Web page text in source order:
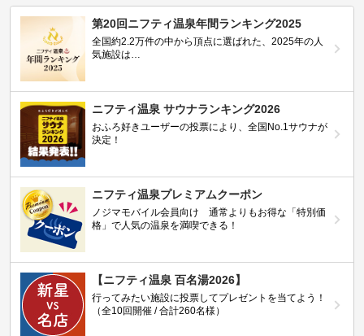
第20回ニフティ温泉年間ランキング2025
全国約2.2万件の中から頂点に選ばれた、2025年の人
気施設は…
ニフティ温泉 サウナランキング2026
おふろ好きユーザーの投票により、全国No.1サウナが
決定！
ニフティ温泉プレミアムクーポン
ノジマモバイル会員向け 通常よりもお得な「特別価
格」で人気の温泉を満喫できる！
【ニフティ温泉 百名湯2026】
行ってみたい施設に投票してプレゼントを当てよう！
（全10回開催 / 合計260名様）